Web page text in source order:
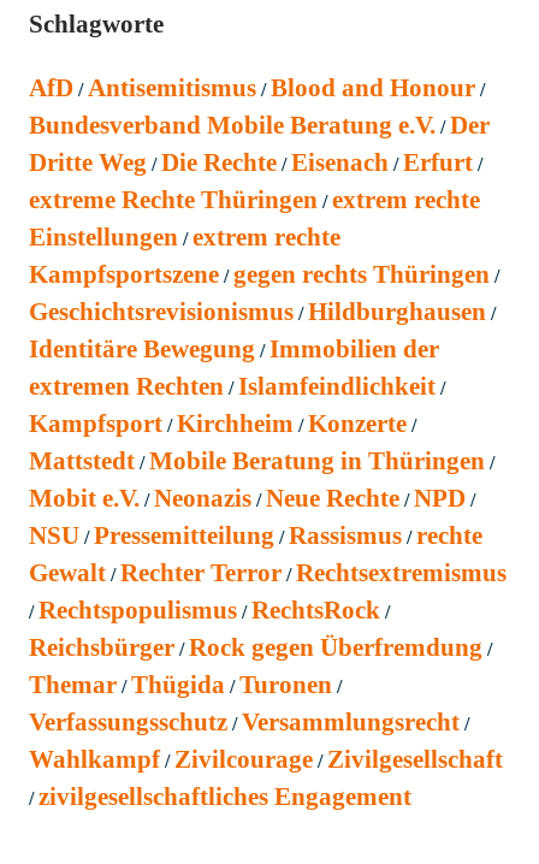
Schlagworte
AfD Antisemitismus Blood and Honour
Bundesverband Mobile Beratung e.V. Der
Dritte Weg Die Rechte Eisenach Erfurt
extreme Rechte Thüringen extrem rechte
Einstellungen extrem rechte
Kampfsportszene gegen rechts Thüringen
Geschichtsrevisionismus Hildburghausen
Identitäre Bewegung Immobilien der
extremen Rechten Islamfeindlichkeit
Kampfsport Kirchheim Konzerte
Mattstedt Mobile Beratung in Thüringen
Mobit e.V. Neonazis Neue Rechte NPD
NSU Pressemitteilung Rassismus rechte
Gewalt Rechter Terror Rechtsextremismus
Rechtspopulismus RechtsRock
Reichsbürger Rock gegen Überfremdung
Themar Thügida Turonen
Verfassungsschutz Versammlungsrecht
Wahlkampf Zivilcourage Zivilgesellschaft
zivilgesellschaftliches Engagement